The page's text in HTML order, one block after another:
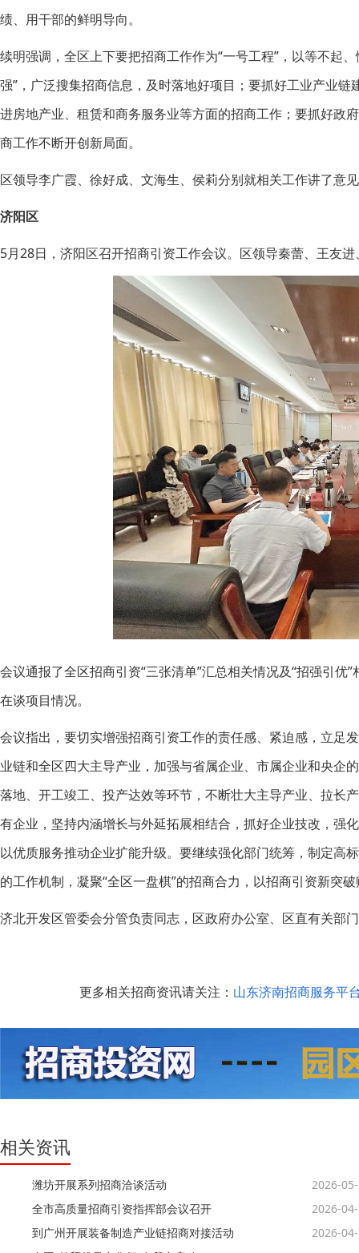
绩、用干部的鲜明导向。
续明强调，全区上下要把招商工作作为“一号工程”，以等不起
强”，广泛搜集招商信息，及时落地好项目；要抓好工业产业
进房地产业、租赁和商务服务业等方面的招商工作；要抓好政
商工作不断开创新局面。
区领导李广霞、徐好成、文海生、侯莉分别就相关工作讲了意
济阳区
5月28日，济阳区召开招商引资工作会议。区领导秦蕾、王友
会议通报了全区招商引资“三张清单”汇总相关情况及“招强引
在谈项目情况。
会议指出，要切实增强招商引资工作的责任感、紧迫感，立足
业链和全区四大主导产业，加强与省属企业、市属企业和央企
落地、开工竣工、投产达效等环节，不断壮大主导产业、拉长
有企业，坚持内涵增长与外延拓展相结合，抓好企业技改，强
以优质服务推动企业扩能升级。要继续强化部门统筹，制定高
的工作机制，凝聚“全区一盘棋”的招商合力，以招商引资新突
济北开发区管委会分管负责同志，区政府办公室、区直有关部
更多相关招商资讯请关注： 山东济南招商服务平
相关资讯
潍坊开展系列招商洽谈活动
2026-
全市高质量招商引资指挥部会议召开
2026-
到广州开展装备制造产业链招商对接活动
2026-